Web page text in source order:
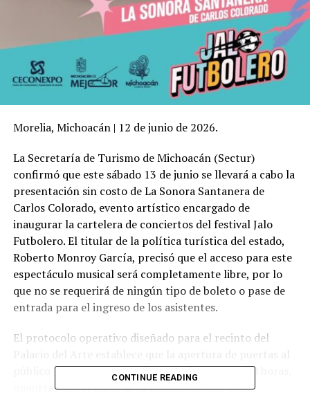
Morelia, Michoacán | 12 de junio de 2026.
La Secretaría de Turismo de Michoacán (Sectur)
confirmó que este sábado 13 de junio se llevará a cabo la
presentación sin costo de La Sonora Santanera de
Carlos Colorado, evento artístico encargado de
inaugurar la cartelera de conciertos del festival Jalo
Futbolero. El titular de la política turística del estado,
Roberto Monroy García, precisó que el acceso para este
espectáculo musical será completamente libre, por lo
que no se requerirá de ningún tipo de boleto o pase de
entrada para el ingreso de los asistentes.
El protocolo operativo diseñado para el recinto del
público general se efectuará a partir de las 19:00 horas,
mientras que el inicio de la función estelar está
CONTINUE READING